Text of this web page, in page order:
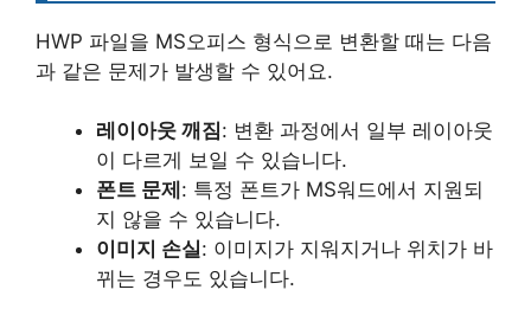
HWP 파일을 MS오피스 형식으로 변환할 때는 다음
과 같은 문제가 발생할 수 있어요.
레이아웃 깨짐: 변환 과정에서 일부 레이아웃
이 다르게 보일 수 있습니다.
폰트 문제 : 특정 폰트가 MS워드에서 지원되
지 않을 수 있습니다.
이미지 손실: 이미지가 지워지거나 위치가 바
뀌는 경우도 있습니다.